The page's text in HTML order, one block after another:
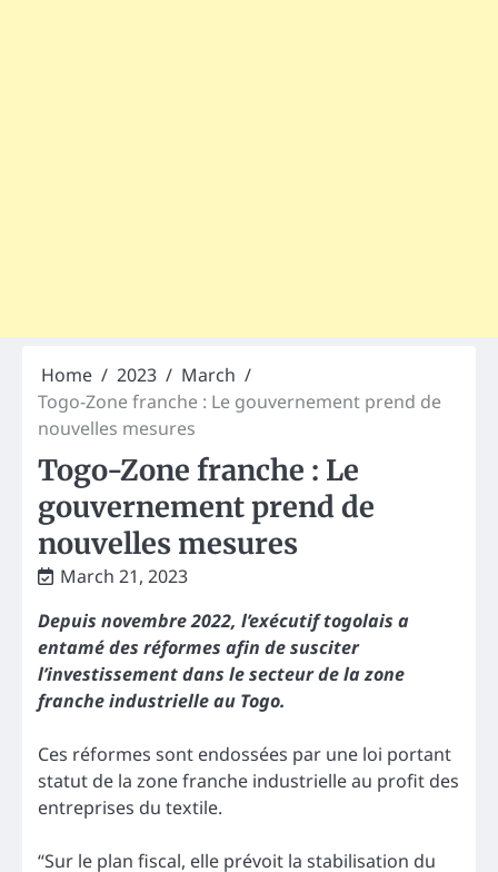
Home 2023
March
Togo-Zone franche : Le gouvernement prend de
nouvelles mesures
Togo-Zone franche : Le
gouvernement prend de
nouvelles mesures
March 21, 2023
Depuis novembre 2022, l’exécutif togolais a
entamé des réformes afin de susciter
l’investissement dans le secteur de la zone
franche industrielleau Togo.
Ces réformes sont endossées par une loi portant
statut de la zone franche industrielle au profit des
entreprises du textile.
“Sur le plan fiscal, elle prévoit la stabilisation du